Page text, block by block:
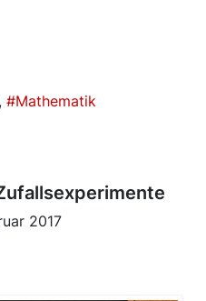
Mathematik
2017